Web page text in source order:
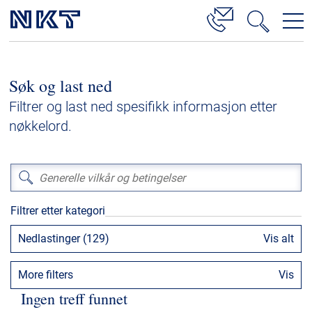
Høyspenningskabelløsninger
Kabelservice
Lavspenning
Høyspenningskabeltilbehør
Mellomspenningskabeltilbehør
Referanser
Nedlastinger
Søk og last ned
Filtrer og last ned spesifikk informasjon etter
nøkkelord.
Filtrer etter kategori
Nedlastinger (129) Vis alt
More filters Vis
Ingen treff funnet